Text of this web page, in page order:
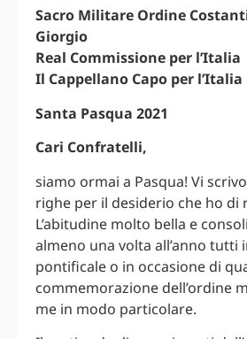
Sacro Militare Ordine
Giorgio
Real Commissione per l’Italia
Il Cappellano Capo per l’Italia
Santa Pasqua 2021
Cari Confratelli,
siamo ormai a Pasqua! Vi
righe per il desiderio che ho di
L’abitudine molto bella e
almeno una volta all’anno tutti
pontificale o in occasione di
commemorazione dell’ordine
me in modo particolare.